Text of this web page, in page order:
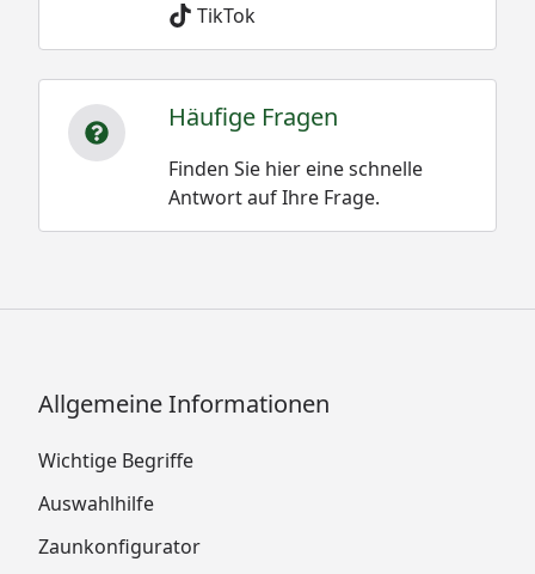
TikTok
Häufige Fragen
Finden Sie hier eine schnelle
Antwort auf Ihre Frage.
Allgemeine Informationen
Wichtige Begriffe
Auswahlhilfe
Zaunkonfigurator